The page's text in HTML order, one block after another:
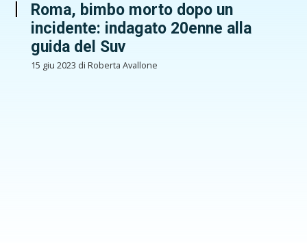
Roma, bimbo morto dopo un
incidente: indagato 20enne alla
guida del Suv
15 giu 2023 di Roberta Avallone